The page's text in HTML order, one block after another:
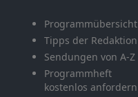
Programmübersicht
Tipps der Redaktion
Sendungen von A-Z
Programmheft
kostenlos anfordern